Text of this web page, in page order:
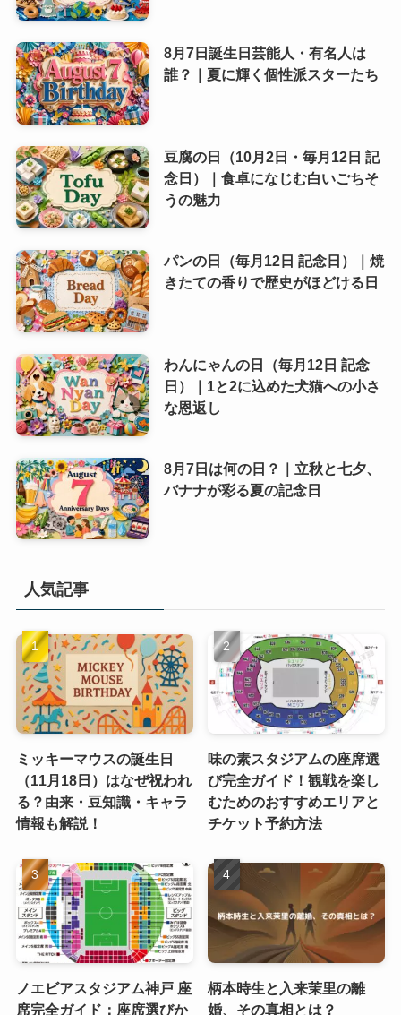
8月7日誕生日芸能人・有名人は
誰？｜夏に輝く個性派スターたち
豆腐の日（10月2日・毎月12日 記
念日）｜食卓になじむ白いごちそ
うの魅力
パンの日（毎月12日 記念日）｜焼
きたての香りで歴史がほどける日
わんにゃんの日（毎月12日 記念
日）｜1と2に込めた犬猫への小さ
な恩返し
8月7日は何の日？｜立秋と七夕、
バナナが彩る夏の記念日
人気記事
ミッキーマウスの誕生日
（11月18日）はなぜ祝われ
る？由来・豆知識・キャラ
情報も解説！
味の素スタジアムの座席選
び完全ガイド！観戦を楽し
むためのおすすめエリアと
チケット予約方法
ノエビアスタジアム神戸 座
席完全ガイド：座席選びか
柄本時生と入来茉里の離
婚、その真相とは？